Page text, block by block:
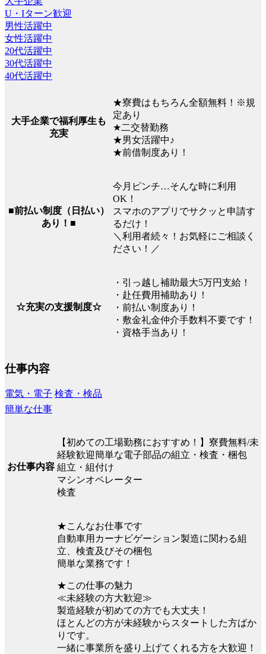
U・Iターン歓迎
男性活躍中
女性活躍中
20代活躍中
30代活躍中
40代活躍中
大手企業で福利厚生も
充実
★寮費はもちろん全額無料！※規
定あり
★二交替勤務
★男女活躍中♪
★前借制度あり！
■前払い制度（日払い）
あり！■
今月ピンチ…そんな時に利用
OK！
スマホのアプリでサクッと申請す
るだけ！
＼利用者続々！お気軽にご相談く
ださい！／
☆充実の支援制度☆
・引っ越し補助最大5万円支給！
・赴任費用補助あり！
・前払い制度あり！
・敷金礼金仲介手数料不要です！
・資格手当あり！
仕事内容
電気・電子 検査・検品
簡単な仕事
お仕事内容
【初めての工場勤務におすすめ！】寮費無料/未
経験歓迎簡単な電子部品の組立・検査・梱包
組立・組付け
マシンオペレーター
検査
★こんなお仕事です
自動車用カーナビゲーション製造に関わる組
立、検査及びその梱包
簡単な業務です！
★この仕事の魅力
≪未経験の方大歓迎≫
製造経験が初めての方でも大丈夫！
ほとんどの方が未経験からスタートした方ばか
りです。
一緒に事業所を盛り上げてくれる方を大歓迎！